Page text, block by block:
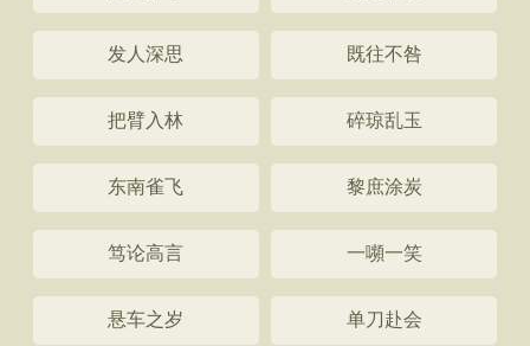
发人深思 既往不咎
把臂入林 碎琼乱玉
东南雀飞 黎庶涂炭
笃论高言 一嚬一笑
悬车之岁 单刀赴会